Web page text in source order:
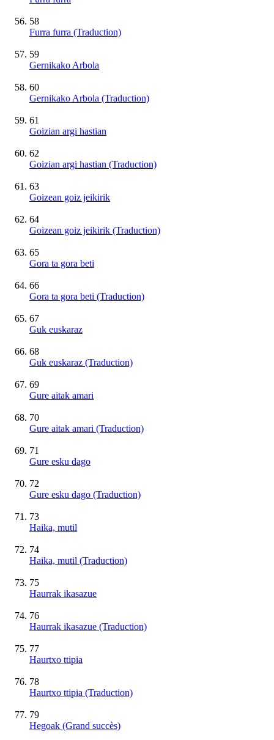
58
Furra furra (Traduction)
59
Gernikako Arbola
60
Gernikako Arbola (Traduction)
61
Goizian argi hastian
62
Goizian argi hastian (Traduction)
63
Goizean goiz jeikirik
64
Goizean goiz jeikirik (Traduction)
65
Gora ta gora beti
66
Gora ta gora beti (Traduction)
67
Guk euskaraz
68
Guk euskaraz (Traduction)
69
Gure aitak amari
70
Gure aitak amari (Traduction)
71
Gure esku dago
72
Gure esku dago (Traduction)
73
Haika, mutil
74
Haika, mutil (Traduction)
75
Haurrak ikasazue
76
Haurrak ikasazue (Traduction)
77
Haurtxo ttipia
78
Haurtxo ttipia (Traduction)
79
Hegoak (Grand succès)